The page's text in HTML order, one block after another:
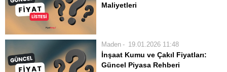
kadar geniş bir kullanım alanına
Maliyetleri
için kritik öneme sahiptir.
FiyatSorgu.com olarak, inşaat kumu
fiyatları hakkında kapsamlı bir rehber
Maden 19.01.2026 11:48
İnşaat Kumu ve Çakıl Fiyatları:
Güncel Piyasa Rehberi